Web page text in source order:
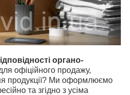
органо-
офіційного продажу,
продукції? Ми оформлюємо
та згідно з усіма